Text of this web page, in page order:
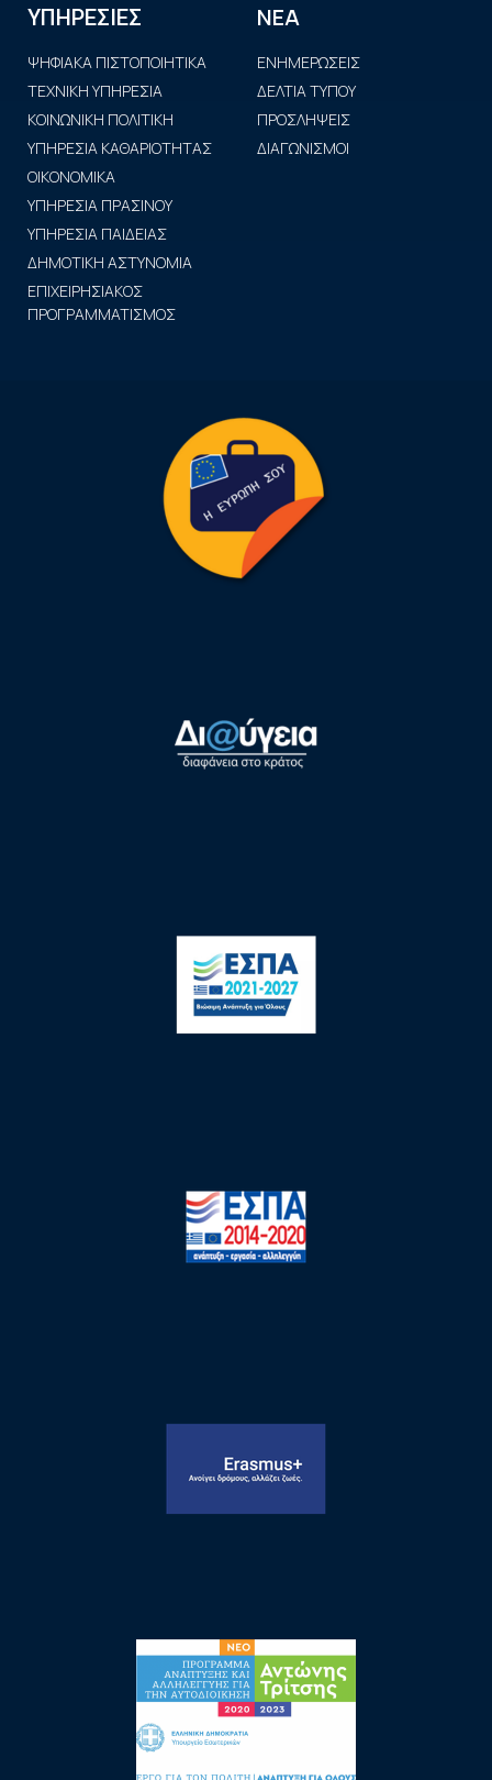
ΥΠΗΡΕΣΙΕΣ
ΨΗΦΙΑΚΑ ΠΙΣΤΟΠΟΙΗΤΙΚΑ
ΤΕΧΝΙΚΗ ΥΠΗΡΕΣΙΑ
ΚΟΙΝΩΝΙΚΗ ΠΟΛΙΤΙΚΗ
ΥΠΗΡΕΣΙΑ ΚΑΘΑΡΙΟΤΗΤΑΣ
ΟΙΚΟΝΟΜΙΚΑ
ΥΠΗΡΕΣΙΑ ΠΡΑΣΙΝΟΥ
ΥΠΗΡΕΣΙΑ ΠΑΙΔΕΙΑΣ
ΔΗΜΟΤΙΚΗ ΑΣΤΥΝΟΜΙΑ
ΕΠΙΧΕΙΡΗΣΙΑΚΟΣ
ΠΡΟΓΡΑΜΜΑΤΙΣΜΟΣ
ΝΕΑ
ΕΝΗΜΕΡΩΣΕΙΣ
ΔΕΛΤΙΑ ΤΥΠΟΥ
ΠΡΟΣΛΗΨΕΙΣ
ΔΙΑΓΩΝΙΣΜΟΙ